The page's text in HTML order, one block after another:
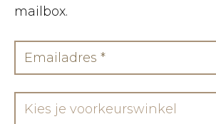
mailbox.
Kies je voorkeurswinkel